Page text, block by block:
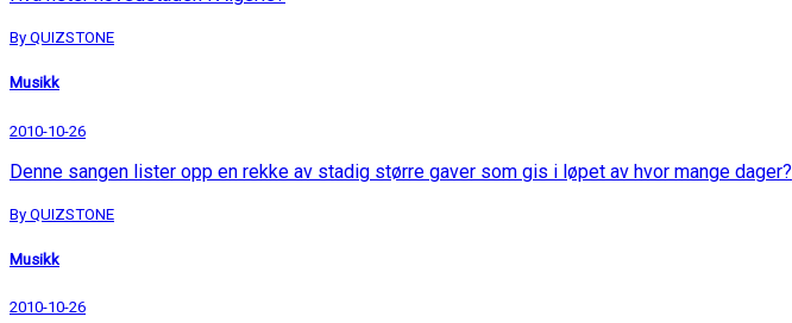
By QUIZSTONE
Musikk
2010-10-26
Denne sangen lister opp en rekke av stadig større gaver som gis i løpet av hvor mange dager?
By QUIZSTONE
Musikk
2010-10-26